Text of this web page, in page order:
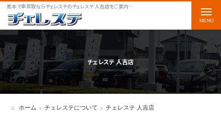
熊本で車買取ならチェレステのチェレステ 人吉店をご案内します
チェレステ 人吉店
ホーム チェレステについて チェレステ 人吉店
t
o
g
g
l
e